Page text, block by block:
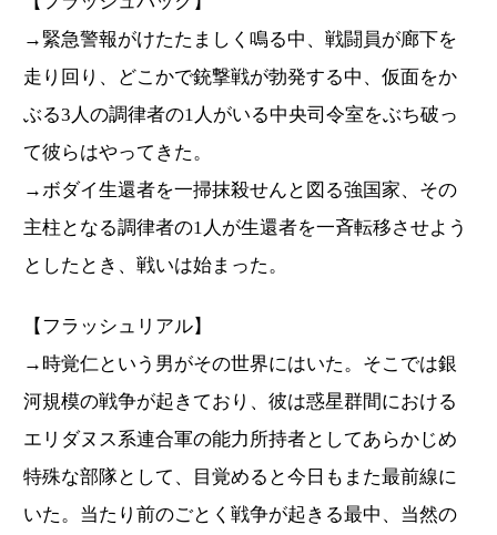
→緊急警報がけたたましく鳴る中、戦闘員が廊下を
走り回り、どこかで銃撃戦が勃発する中、仮面をか
ぶる3人の調律者の1人がいる中央司令室をぶち破っ
て彼らはやってきた。
→ボダイ生還者を一掃抹殺せんと図る強国家、その
主柱となる調律者の1人が生還者を一斉転移させよう
としたとき、戦いは始まった。
【フラッシュリアル】
→時覚仁という男がその世界にはいた。そこでは銀
河規模の戦争が起きており、彼は惑星群間における
エリダヌス系連合軍の能力所持者としてあらかじめ
特殊な部隊として、目覚めると今日もまた最前線に
いた。当たり前のごとく戦争が起きる最中、当然の